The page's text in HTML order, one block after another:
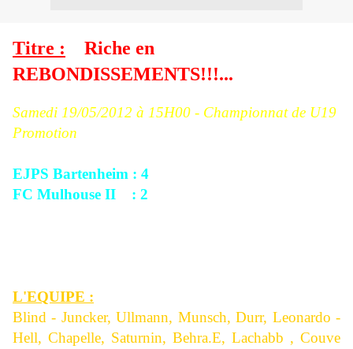
Titre : Riche en
REBONDISSEMENTS!!!...
Samedi 19/05/2012 à 15H00 - Championnat de U19
Promotion
EJPS Bartenheim : 4
FC Mulhouse II : 2
L'EQUIPE :
Blind - Juncker, Ullmann, Munsch, Durr, Leonardo -
Hell, Chapelle, Saturnin, Behra.E, Lachabb , Couve